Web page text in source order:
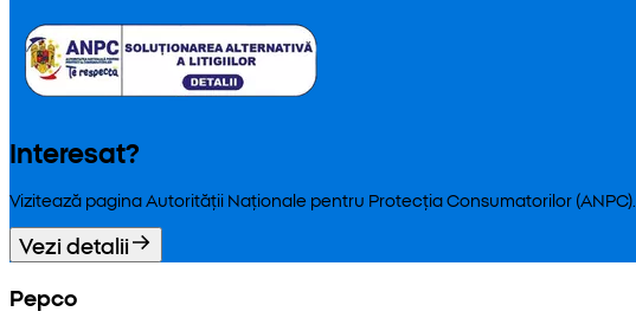
Interesat?
Vizitează pagina Autorității Naționale pentru Protecția Consumatorilor (ANPC).
Vezi detalii
Pepco